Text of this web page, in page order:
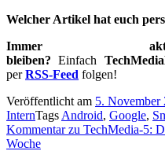
Welcher Artikel hat euch
Immer
bleiben? Einfach
perRSS-Feed folgen!
Veröffentlicht am 5. November
InternTags Android, Google,
Kommentarzu TechMedia-5:
Woche